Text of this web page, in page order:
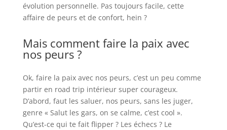
évolution personnelle. Pas toujours facile, cette
affaire de peurs et de confort, hein ?
Mais comment faire la paix avec
nos peurs ?
Ok, faire la paix avec nos peurs, c’est un peu comme
partir en road trip intérieur super courageux.
D’abord, faut les saluer, nos peurs, sans les juger,
genre « Salut les gars, on se calme, c’est cool ».
Qu’est-ce qui te fait flipper ? Les échecs ? Le